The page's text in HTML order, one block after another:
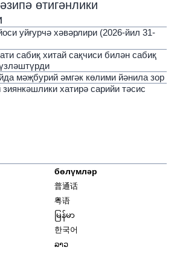
өтигәнлики
уйғурчә хәвәрлири (2026-йил 31-
сабиқ хитай сақчиси билән сабиқ
мәҗбурий әмгәк көлими йәнила зор
хатирә сарийи тәсис
бөлүмләр
普通话
粤语
မြန်မာ
한국어
ລາວ